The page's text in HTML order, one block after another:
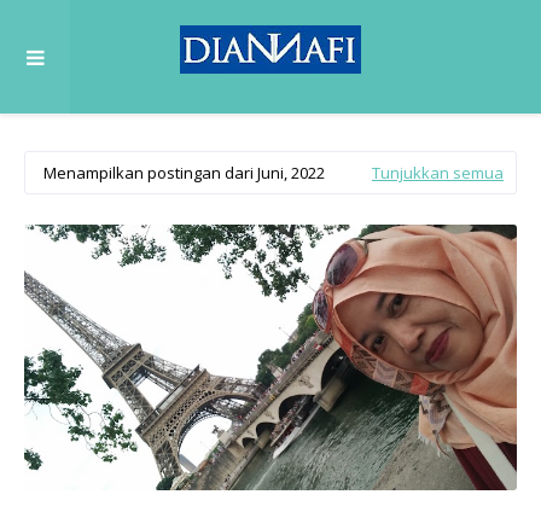
Menampilkan postingan dari Juni, 2022 Tunjukkan semua